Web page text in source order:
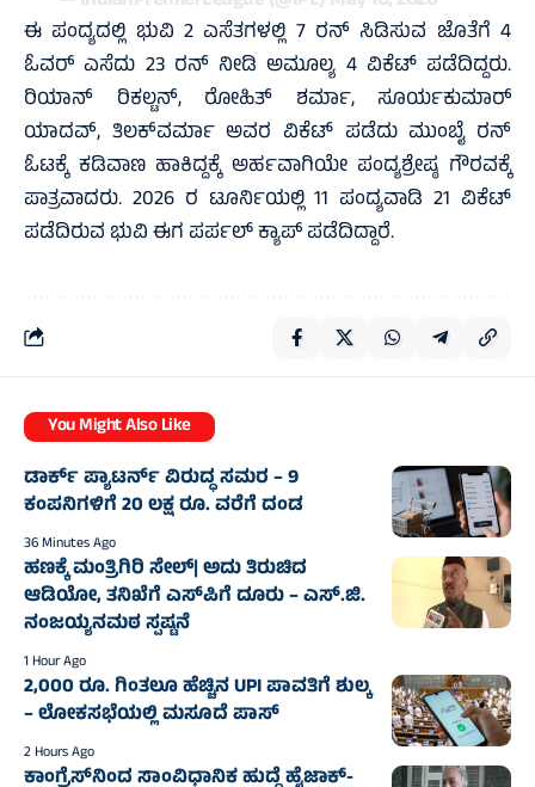
ಈ ಪಂದ್ಯದಲ್ಲಿ ಭುವಿ 2 ಎಸೆತಗಳಲ್ಲಿ 7 ರನ್‌ ಸಿಡಿಸುವ ಜೊತೆಗೆ 4
ಓವರ್‌ ಎಸೆದು 23 ರನ್‌ ನೀಡಿ ಅಮೂಲ್ಯ 4 ವಿಕೆಟ್‌ ಪಡೆದಿದ್ದರು.
ರಿಯಾನ್‌ ರಿಕಲ್ಟನ್‌, ರೋಹಿತ್‌ ಶರ್ಮಾ, ಸೂರ್ಯಕುಮಾರ್‌
ಯಾದವ್‌, ತಿಲಕ್‌ವರ್ಮಾ ಅವರ ವಿಕೆಟ್‌ ಪಡೆದು ಮುಂಬೈ ರನ್‌
ಓಟಕ್ಕೆ ಕಡಿವಾಣ ಹಾಕಿದ್ದಕ್ಕೆ ಅರ್ಹವಾಗಿಯೇ ಪಂದ್ಯಶ್ರೇಷ್ಠ ಗೌರವಕ್ಕೆ
ಪಾತ್ರವಾದರು. 2026 ರ ಟೂರ್ನಿಯಲ್ಲಿ 11 ಪಂದ್ಯವಾಡಿ 21 ವಿಕೆಟ್‌
ಪಡೆದಿರುವ ಭುವಿ ಈಗ ಪರ್ಪಲ್‌ ಕ್ಯಾಪ್‌ ಪಡೆದಿದ್ದಾರೆ.
You Might Also Like
ಡಾರ್ಕ್‌ ಪ್ಯಾಟರ್ನ್‌ ವಿರುದ್ಧ ಸಮರ – 9
ಕಂಪನಿಗಳಿಗೆ 20 ಲಕ್ಷ ರೂ. ವರೆಗೆ ದಂಡ
36 Minutes Ago
ಹಣಕ್ಕೆ ಮಂತ್ರಿಗಿರಿ ಸೇಲ್‌| ಅದು ತಿರುಚಿದ
ಆಡಿಯೋ, ತನಿಖೆಗೆ ಎಸ್‌ಪಿಗೆ ದೂರು – ಎಸ್.ಜಿ.
ನಂಜಯ್ಯನಮಠ ಸ್ಪಷ್ಟನೆ
1 Hour Ago
2,000 ರೂ. ಗಿಂತಲೂ ಹೆಚ್ಚಿನ UPI ಪಾವತಿಗೆ ಶುಲ್ಕ
– ಲೋಕಸಭೆಯಲ್ಲಿ ಮಸೂದೆ ಪಾಸ್‌
2 Hours Ago
ಕಾಂಗ್ರೆಸ್‌ನಿಂದ ಸಾಂವಿಧಾನಿಕ ಹುದ್ದೆ ಹೈಜಾಕ್‌-